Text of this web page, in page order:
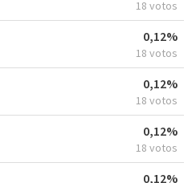
18 votos
0,12%
18 votos
0,12%
18 votos
0,12%
18 votos
0,12%